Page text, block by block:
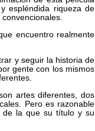
espléndida riqueza de
encuentro realmente
y seguir la historia de
gente con los mismos
artes diferentes, dos
Pero es razonable
de la que su título y su